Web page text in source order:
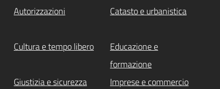
Autorizzazioni Catasto e urbanistica
Cultura e tempo libero
Educazione e
formazione
Giustizia e sicurezza
Imprese e commercio